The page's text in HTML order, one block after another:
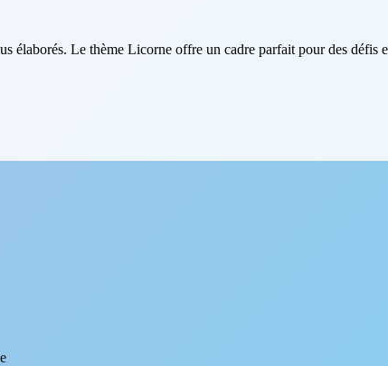
élaborés. Le thème Licorne offre un cadre parfait pour des défis